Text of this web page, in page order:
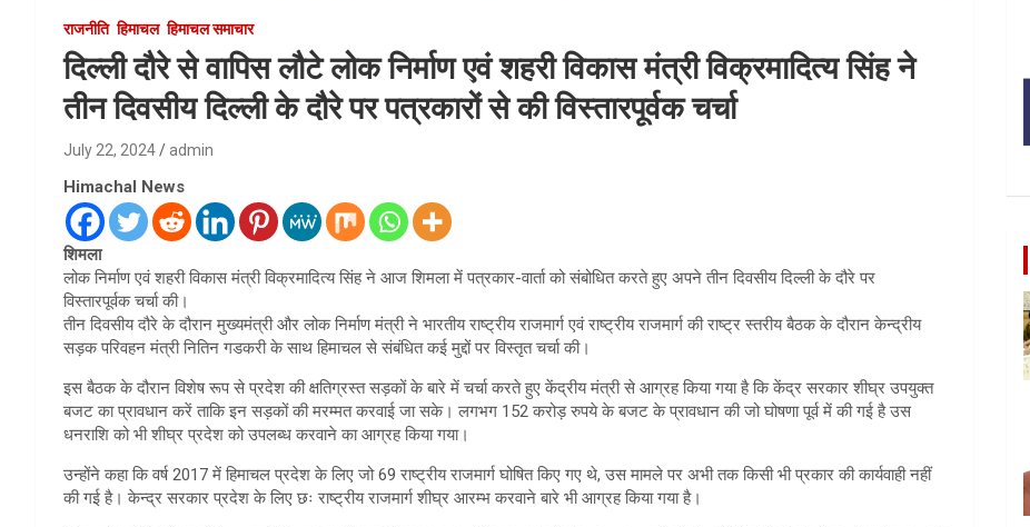
राजनीति हिमाचल हिमाचल समाचार
दिल्ली दौरे से वापिस लौटे लोक निर्माण एवं शहरी विकास मंत्री विक्रमादित्य सिंह ने
तीन दिवसीय दिल्ली के दौरे पर पत्रकारों से की विस्तारपूर्वक चर्चा
July 22, 2024 admin
Himachal News
शिमला
लोक निर्माण एवं शहरी विकास मंत्री विक्रमादित्य सिंह ने आज शिमला में पत्रकार-वार्ता को संबोधित करते हुए अपने तीन दिवसीय दिल्ली के दौरे पर
विस्तारपूर्वक चर्चा की।
तीन दिवसीय दौरे के दौरान मुख्यमंत्री और लोक निर्माण मंत्री ने भारतीय राष्ट्रीय राजमार्ग एवं राष्ट्रीय राजमार्ग की राष्ट्र स्तरीय बैठक के दौरान केन्द्रीय
सड़क परिवहन मंत्री नितिन गडकरी के साथ हिमाचल से संबंधित कई मुद्दों पर विस्तृत चर्चा की।
इस बैठक के दौरान विशेष रूप से प्रदेश की क्षतिग्रस्त सड़कों के बारे में चर्चा करते हुए केंद्रीय मंत्री से आग्रह किया गया है कि केंद्र सरकार शीघ्र उपयुक्त
बजट का प्रावधान करें ताकि इन सड़कों की मरम्मत करवाई जा सके। लगभग 152 करोड़ रुपये के बजट के प्रावधान की जो घोषणा पूर्व में की गई है उस
धनराशि को भी शीघ्र प्रदेश को उपलब्ध करवाने का आग्रह किया गया।
उन्होंने कहा कि वर्ष 2017 में हिमाचल प्रदेश के लिए जो 69 राष्ट्रीय राजमार्ग घोषित किए गए थे, उस मामले पर अभी तक किसी भी प्रकार की कार्यवाही नहीं
की गई है। केन्द्र सरकार प्रदेश के लिए छः राष्ट्रीय राजमार्ग शीघ्र आरम्भ करवाने बारे भी आग्रह किया गया है।